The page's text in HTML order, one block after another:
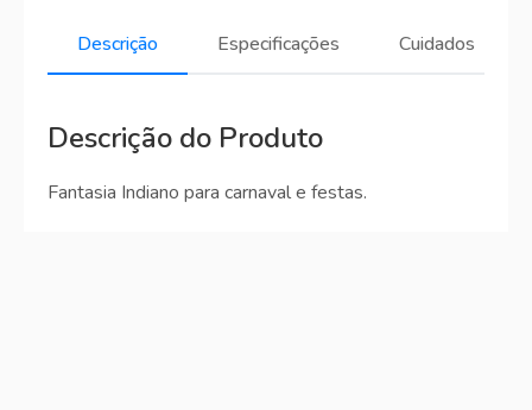
Descrição Especificações Cuidados
Descrição do Produto
Fantasia Indiano para carnaval e festas.